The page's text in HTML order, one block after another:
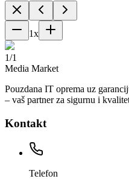
1x
1/1
Media Market
Pouzdana IT oprema uz
– vaš partner za sigurnu i
Kontakt
Telefon